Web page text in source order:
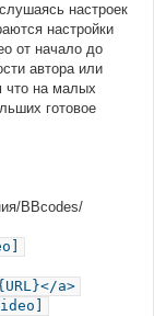
настроек
настройки
от начало до
автора или
что на малых
готовое
BBcodes/
a>